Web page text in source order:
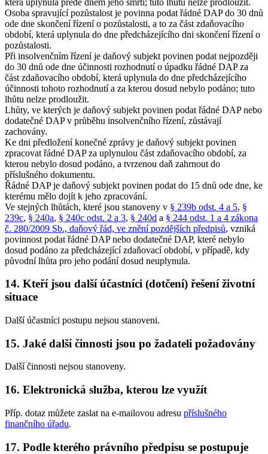
Osoba spravující pozůstalost je povinna podat řádné DAP do 30 dnů
ode dne skončení řízení o pozůstalosti, a to za část zdaňovacího
období, která uplynula do dne předcházejícího dni skončení řízení o
pozůstalosti.
Při insolvenčním řízení je daňový subjekt povinen podat nejpozději
do 30 dnů ode dne účinnosti rozhodnutí o úpadku řádné DAP za
část zdaňovacího období, která uplynula do dne předcházejícího
účinnosti tohoto rozhodnutí a za kterou dosud nebylo podáno; tuto
lhůtu nelze prodloužit.
Lhůty, ve kterých je daňový subjekt povinen podat řádné DAP nebo
dodatečné DAP v průběhu insolvenčního řízení, zůstávají
zachovány.
Ke dni předložení konečné zprávy je daňový subjekt povinen
zpracovat řádné DAP za uplynulou část zdaňovacího období, za
kterou nebylo dosud podáno, a tvrzenou daň zahrnout do
příslušného dokumentu.
Řádné DAP je daňový subjekt povinen podat do 15 dnů ode dne, ke
kterému mělo dojít k jeho zpracování.
Ve stejných lhůtách, které jsou stanoveny v § 239b odst. 4 a 5, §
239c, § 240a, § 240c odst. 2 a 3, § 240d a § 244 odst. 1 a 4 zákona
č. 280/2009 Sb., daňový řád, ve znění pozdějších předpisů, vzniká
povinnost podat řádné DAP nebo dodatečné DAP, které nebylo
dosud podáno za předcházející zdaňovací období, v případě, kdy
původní lhůta pro jeho podání dosud neuplynula.
14. Kteří jsou další účastníci (dotčení) řešení životní
situace
Další účastníci postupu nejsou stanoveni.
15. Jaké další činnosti jsou po žadateli požadovány
Další činnosti nejsou stanoveny.
16. Elektronická služba, kterou lze využít
Příp. dotaz můžete zaslat na e-mailovou adresu příslušného
finančního úřadu.
17. Podle kterého právního předpisu se postupuje